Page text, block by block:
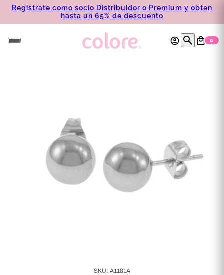
Registrate como socio Distribuidor o Premium y obten
hasta un 65% de descuento
SKU: A1181A